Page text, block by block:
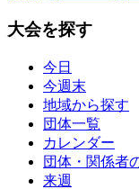
大会を探す
今日
今週末
地域から探す
団体一覧
カレンダー
団体・関係者
来週